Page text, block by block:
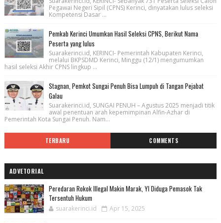
Pegawai Negeri Sipil (CPNS) Kerinci, dinyatakan lulus seleksi
Kompetensi Dasar ...
Pemkab Kerinci Umumkan Hasil Seleksi CPNS, Berikut Nama
Peserta yang lulus
Suarakerinci.id, KERINCI- Pemerintah Kabupaten Kerinci,
melalui BKPSDMD Kerinci, Minggu (12/1) mengumumkan
hasil seleksi Akhir CPNS lingkup ...
Stagnan, Pemkot Sungai Penuh Bisa Lumpuh di Tangan Pejabat
Galau
Suarakerinci.id, SUNGAI PENUH – Agustus 2025 menjadi titik
awal penentuan arah kepemimpinan Alfin-Azhar di
Pemerintah Kota Sungai Penuh. Nam...
TERBARU COMMENTS
ADVETORIAL
Peredaran Rokok Illegal Makin Marak, YI Diduga Pemasok Tak
Tersentuh Hukum
suarakerinci.id Apr 15, 2025